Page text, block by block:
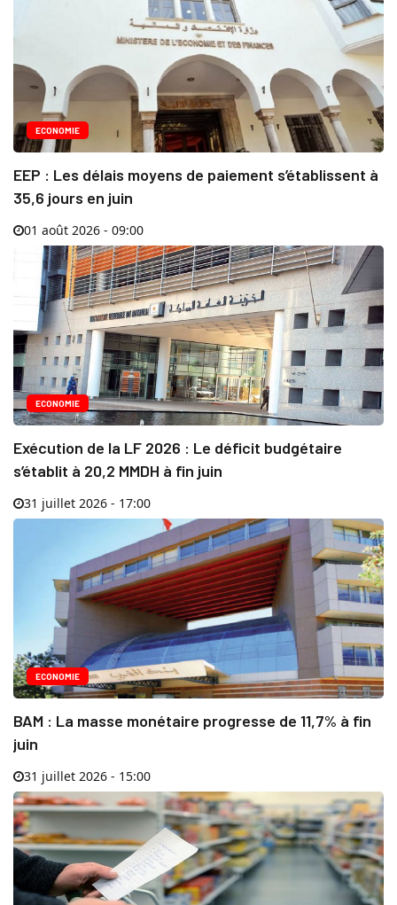
ECONOMIE
EEP : Les délais moyens de paiement s’établissent à
35,6 jours en juin
01 août 2026 - 09:00
ECONOMIE
Exécution de la LF 2026 : Le déficit budgétaire
s’établit à 20,2 MMDH à fin juin
31 juillet 2026 - 17:00
ECONOMIE
BAM : La masse monétaire progresse de 11,7% à fin
juin
31 juillet 2026 - 15:00